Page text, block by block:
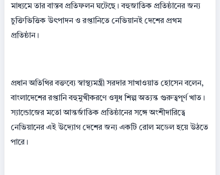
মাধ্যমে তার বাস্তব প্রতিফলন ঘটেছে। বহুজাতিক প্রতিষ্ঠানের জন্য
চুক্তিভিত্তিক উৎপাদন ও রপ্তানিতে নেভিয়ানই দেশের প্রথম
প্রতিষ্ঠান।
প্রধান অতিথির বক্তব্যে স্বাস্থ্যমন্ত্রী সরদার সাখাওয়াত হোসেন বলেন,
বাংলাদেশের রপ্তানি বহুমুখীকরণে ওষুধ শিল্প অত্যন্ত গুরুত্বপূর্ণ খাত।
স্যান্ডোজের মতো আন্তর্জাতিক প্রতিষ্ঠানের সঙ্গে অংশীদারিত্বে
নেভিয়ানের এই উদ্যোগ দেশের জন্য একটি রোল মডেল হয়ে উঠতে
পারে।